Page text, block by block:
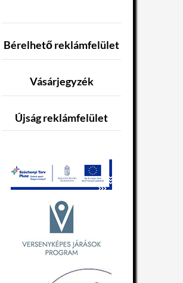
Bérelhető reklámfelület
Vásárjegyzék
Újság reklámfelület